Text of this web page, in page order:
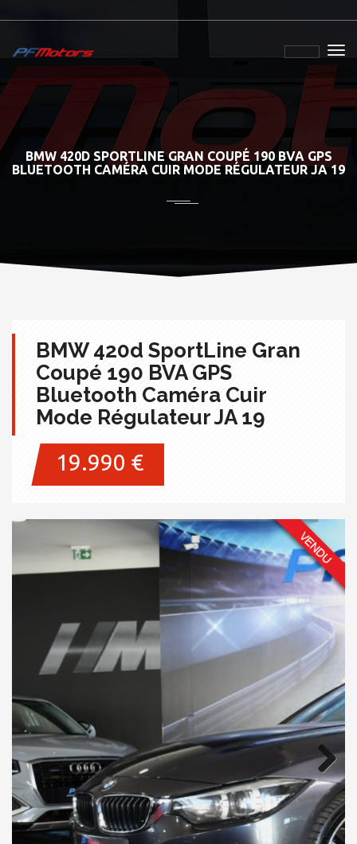
BMW 420D SPORTLINE GRAN COUPÉ 190 BVA GPS
BLUETOOTH CAMÉRA CUIR MODE RÉGULATEUR JA 19
BMW 420d SportLine Gran
Coupé 190 BVA GPS
Bluetooth Caméra Cuir
Mode Régulateur JA 19
19.990 €
Next